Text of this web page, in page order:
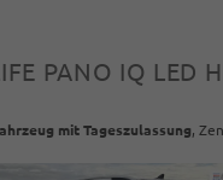
PANO IQ LED
mit Tageszulassung,